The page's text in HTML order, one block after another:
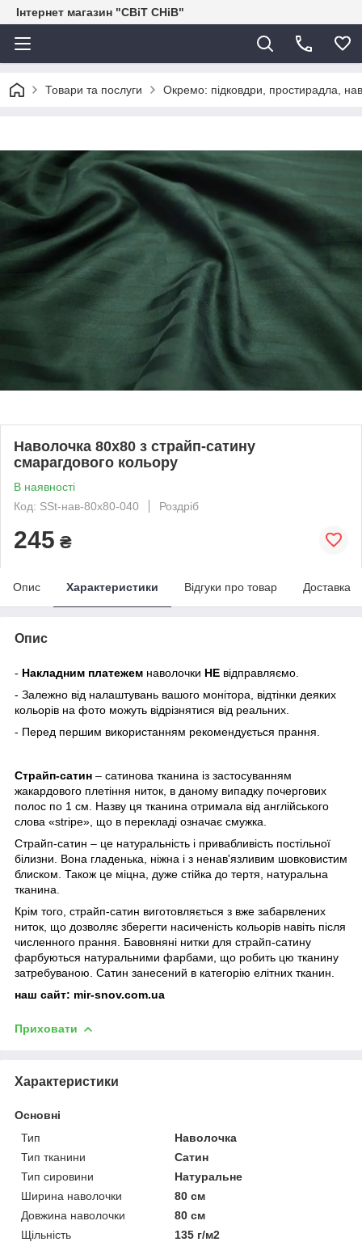
Інтернет магазин "СВіТ СНіВ"
Товари та послуги Окремо: підковдри, простирадла,
Наволочка 80х80 з страйп-сатину
смарагдового кольору
В наявності
Код: SSt-нав-80х80-040
Роздріб
245 ₴
Опис Характеристики Відгуки про товар Доставка
Опис
- Накладним платежем наволочки НЕ відправляємо.
- Залежно від налаштувань вашого монітора, відтінки деяких
кольорів на фото можуть відрізнятися від реальних.
- Перед першим використанням рекомендується прання.
Страйп-сатин – сатинова тканина із застосуванням
жакардового плетіння ниток, в даному випадку почергових
полос по 1 см. Назву ця тканина отримала від англійського
слова «stripe», що в перекладі означає смужка.
Страйп-сатин – це натуральність і привабливість постільної
білизни. Вона гладенька, ніжна і з ненав'язливим шовковистим
блиском. Також це міцна, дуже стійка до тертя, натуральна
тканина.
Крім того, страйп-сатин виготовляється з вже забарвлених
ниток, що дозволяє зберегти насиченість кольорів навіть після
численного прання. Бавовняні нитки для страйп-сатину
фарбуються натуральними фарбами, що робить цю тканину
затребуваною. Сатин занесений в категорію елітних тканин.
наш сайт: mir-snov.com.ua
Приховати
Характеристики
Основні
Тип
Наволочка
Тип тканини
Сатин
Тип сировини
Натуральне
Ширина наволочки
80 см
Довжина наволочки
80 см
Щільність
135 г/м2